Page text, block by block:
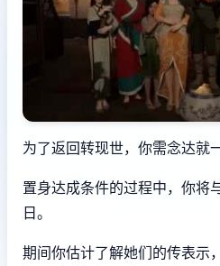
为了返回转现世，你需念达就
置身达成条件的过程中， 你将
日。
期间你估计了解她们的传表示